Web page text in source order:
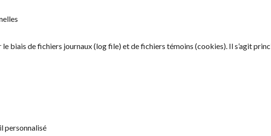
biais de fichiers journaux (log file) et de fichiers témoins (cookies). Il s’agit
personnalisé